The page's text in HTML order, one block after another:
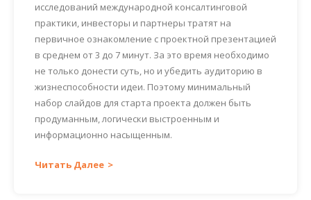
исследований международной консалтинговой
практики, инвесторы и партнеры тратят на
первичное ознакомление с проектной презентацией
в среднем от 3 до 7 минут. За это время необходимо
не только донести суть, но и убедить аудиторию в
жизнеспособности идеи. Поэтому минимальный
набор слайдов для старта проекта должен быть
продуманным, логически выстроенным и
информационно насыщенным.
Читать Далее